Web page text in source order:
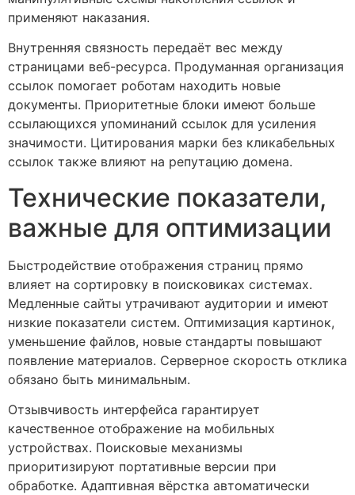
применяют наказания.
Внутренняя связность передаёт вес между
страницами веб-ресурса. Продуманная организация
ссылок помогает роботам находить новые
документы. Приоритетные блоки имеют больше
ссылающихся упоминаний ссылок для усиления
значимости. Цитирования марки без кликабельных
ссылок также влияют на репутацию домена.
Технические показатели,
важные для оптимизации
Быстродействие отображения страниц прямо
влияет на сортировку в поисковиках системах.
Медленные сайты утрачивают аудитории и имеют
низкие показатели систем. Оптимизация картинок,
уменьшение файлов, новые стандарты повышают
появление материалов. Серверное скорость отклика
обязано быть минимальным.
Отзывчивость интерфейса гарантирует
качественное отображение на мобильных
устройствах. Поисковые механизмы
приоритизируют портативные версии при
обработке. Адаптивная вёрстка автоматически